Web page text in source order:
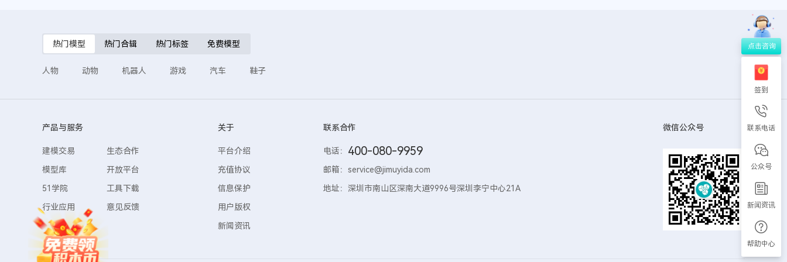
热门模型 热门合辑 热门标签 免费模型
人物 动物 机器人 游戏 汽车 鞋子
产品与服务
建模交易
生态合作
模型库
开放平台
51学院
工具下载
行业应用
意见反馈
关于
平台介绍
充值协议
信息保护
用户版权
新闻资讯
联系合作
电话： 400-080-9959
邮箱： service@jimuyida.com
地址： 深圳市南山区深南大道9996号深圳李宁中心21A
微信公众号
签到
联系电话
公众号
新闻资讯
帮助中心